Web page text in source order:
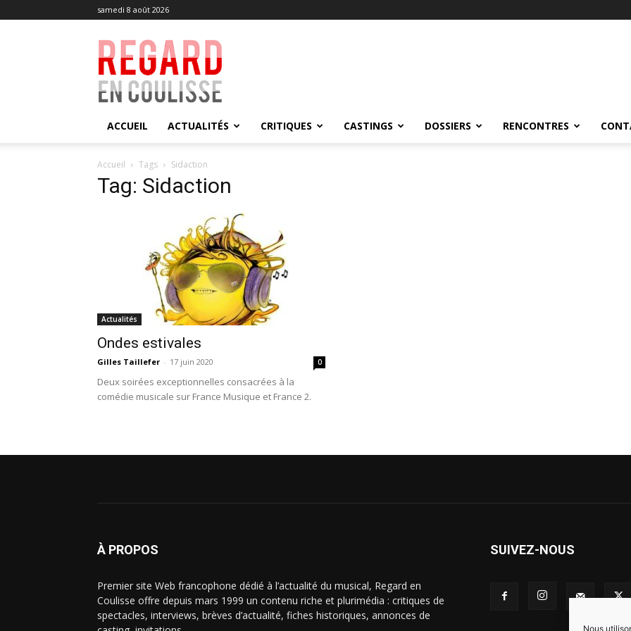
Nous
samedi 8 août 2026
Regard
en
Coulisse
ACCUEIL ACTUALITÉS CRITIQUES CASTINGS DOSSIERS RENCONTRES
Accueil Tags Sidaction
Tag: Sidaction
Actualités
Ondes estivales
Gilles Taillefer - 17 juin 2020 0
Deux soirées exceptionnelles consacrées à la
comédie musicale sur France Musique et France 2.
À PROPOS
Premier site Web francophone dédié à l’actualité du musical, Regard en
Coulisse offre depuis mars 1999 un contenu riche et plurimédia : critiques de
spectacles, interviews, brèves d’actualité, fiches historiques, annonces de
SUIVEZ-NOUS